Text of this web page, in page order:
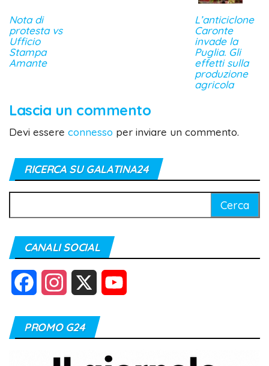
Nota di
protesta vs
Ufficio
Stampa
Amante
L’anticiclone
Caronte
invade la
Puglia. Gli
effetti sulla
produzione
agricola
Lascia un commento
Devi essere connesso per inviare un commento.
RICERCA SU GALATINA24
per:
CANALI SOCIAL
c s
t
PROMO G24